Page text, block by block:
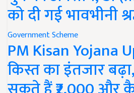
को दी गई भावभीनी
Government Scheme
PM Kisan Yojana
किस्त का इंतजार